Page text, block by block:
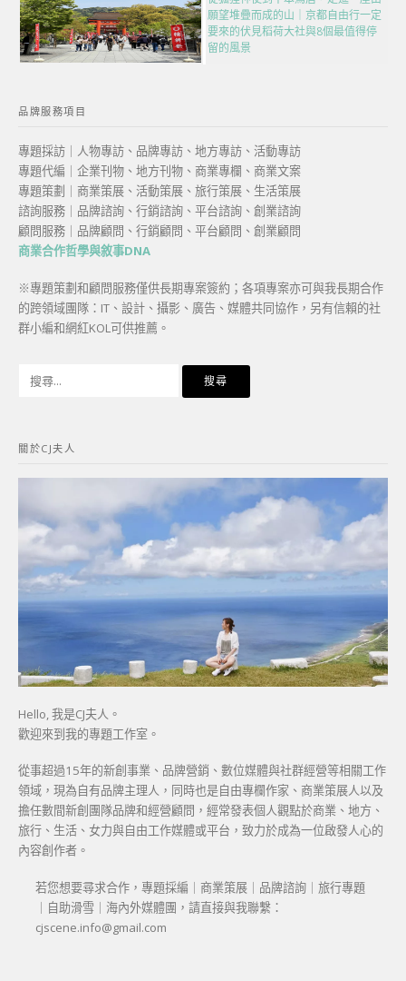
願望堆疊而成的山｜京都自由行一定
要來的伏見稻荷大社與8個最值得停
留的風景
品牌服務項目
專題採訪｜人物專訪、品牌專訪、地方專訪、活動專訪
專題代編｜企業刊物、地方刊物、商業專欄、商業文案
專題策劃｜商業策展、活動策展、旅行策展、生活策展
諮詢服務｜品牌諮詢、行銷諮詢、平台諮詢、創業諮詢
顧問服務｜品牌顧問、行銷顧問、平台顧問、創業顧問
商業合作哲學與敘事DNA
※專題策劃和顧問服務僅供長期專案簽約；各項專案亦可與我長期合作
的跨領域團隊：IT、設計、攝影、廣告、媒體共同協作，另有信賴的社
群小編和網紅KOL可供推薦。
字:
關於CJ夫人
Hello, 我是CJ夫人。
歡迎來到我的專題工作室。
從事超過15年的新創事業、品牌營銷、數位媒體與社群經營等相關工作
領域，現為自有品牌主理人，同時也是自由專欄作家、商業策展人以及
擔任數間新創團隊品牌和經營顧問，經常發表個人觀點於商業、地方、
旅行、生活、女力與自由工作媒體或平台，致力於成為一位啟發人心的
內容創作者。
若您想要尋求合作，專題採編｜商業策展｜品牌諮詢｜旅行專題
｜自助滑雪｜海內外媒體團，請直接與我聯繫：
cjscene.info@gmail.com